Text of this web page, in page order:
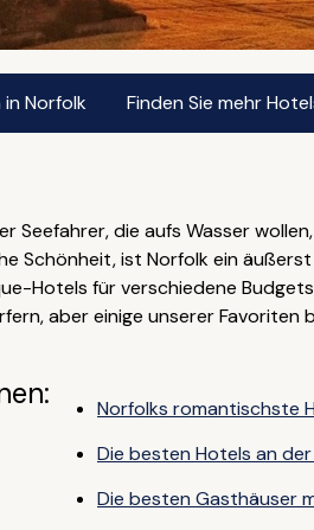
Norfolk Finden Sie mehr
Seefahrer, die aufs Wasser
Schönheit, ist Norfolk ein
Hotels für verschiedene
aber einige unserer
Norfolks romantischste
Die besten Hotels an
Die besten Gasthäuser